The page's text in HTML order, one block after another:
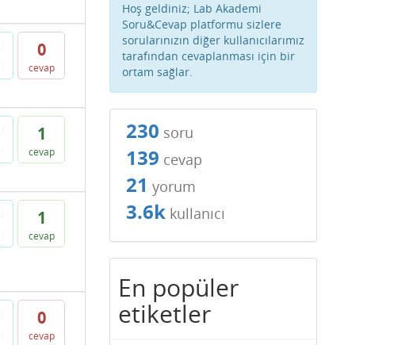
0
cevap
1
cevap
1
cevap
0
cevap
Hoş geldiniz; Lab Akademi
Soru&Cevap platformu sizlere
sorularınızın diğer kullanıcılarımız
tarafından cevaplanması için bir
ortam sağlar.
230 soru
139 cevap
21 yorum
3.6kkullanıcı
En popüler
etiketler